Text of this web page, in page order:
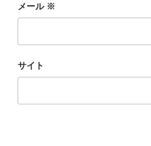
メール ※
サイト